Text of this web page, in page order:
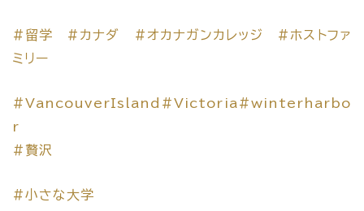
#留学 #カナダ #オカナガンカレッジ
#ホストファ
ミリー
#VancouverIsland #Victoria #winterharbo
r
#贅沢
#小さな大学